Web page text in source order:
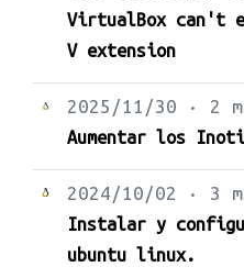
VirtualBox can't
V extension
2025/11/30 · 2
Aumentar los
2024/10/02 · 3
Instalar y
ubuntu linux.